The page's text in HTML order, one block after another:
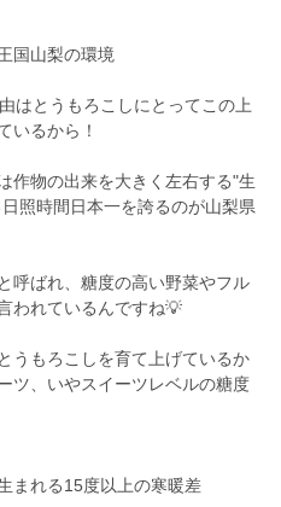
国山梨の環境
はとうもろこしにとってこの上
いるから！
作物の出来を大きく左右する"生
照時間日本一を誇るのが山梨県
呼ばれ、糖度の高い野菜やフル
われているんですね💡
うもろこしを育て上げているか
ツ、いやスイーツレベルの糖度
まれる15度以上の寒暖差